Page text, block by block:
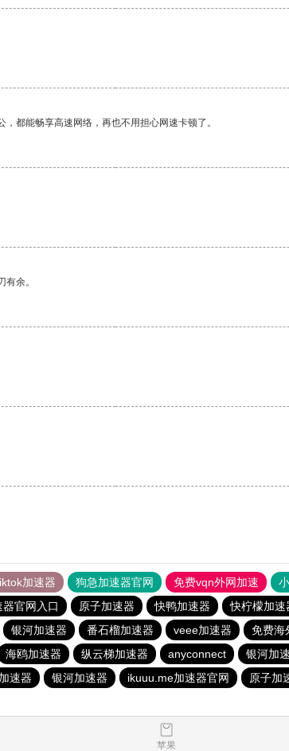
都能畅享高速网络，再也不用担心网速卡顿了。
余。
加速器 狗急加速器官网 免费vqn外网加速
官网入口 原子加速器 快鸭加速器 快柠檬加速
银河加速器 番石榴加速器 veee加速器 免费海
海鸥加速器 纵云梯加速器 anyconnect 银河加
速器 银河加速器 ikuuu.me加速器官网 原子加
苹果